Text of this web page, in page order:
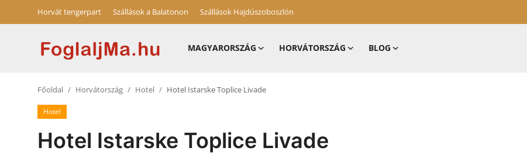
Horvát tengerpart Szállások a Balatonon Szállások Hajdúszoboszlón
MAGYARORSZÁG HORVÁTORSZÁG BLOG
Horvátország
Főoldal Horvátország Hotel Hotel Istarske Toplice Livade
Hotel
Hotel Istarske Toplice Livade